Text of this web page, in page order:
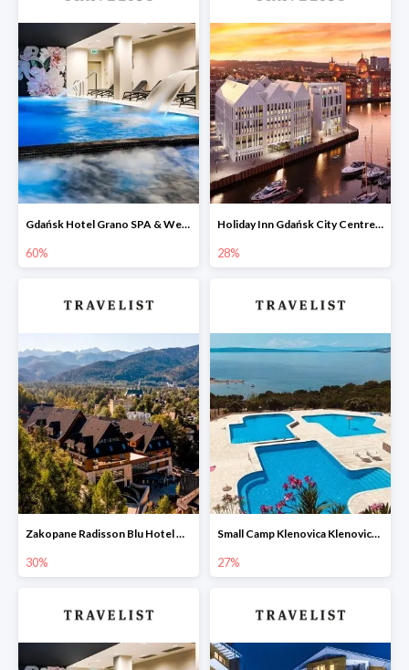
Gdańsk Hotel Grano SPA & Wellness w Travelist do -60%
60%
Holiday Inn Gdańsk City Centre, Gdańsk, Wybrzeże -28%
28%
Zakopane Radisson Blu Hotel & Residences Zakopane w Travelist -30%
30%
Small Camp Klenovica Klenovica Chorwacja w Travelist -27%
27%